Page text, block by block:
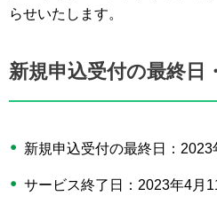
らせいたします。
新規申込受付の最終日
新規申込受付の最終日：2023
サービス終了日：2023年4月